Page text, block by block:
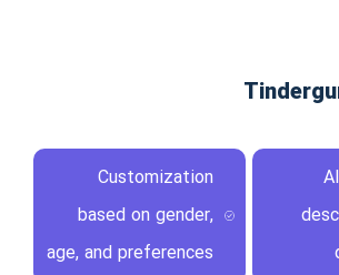
Customization
based on gender,
age, and preferences